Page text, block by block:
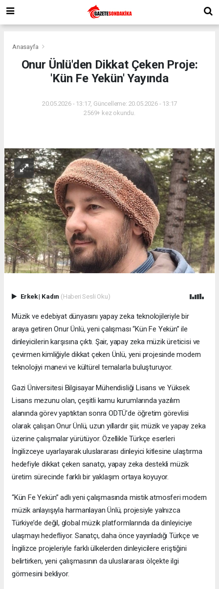
Anasayfa
Onur Ünlü'den Dikkat Çeken Proje:
'Kün Fe Yekün' Yayında
20.05.2026 - 13:17, Güncelleme: 20.05.2026 - 13:17
2569+ kez okundu.
Erkek| Kadın (Haberi Sesli Oku)
Müzik ve edebiyat dünyasını yapay zeka teknolojileriyle bir
araya getiren Onur Ünlü, yeni çalışması “Kün Fe Yekün” ile
dinleyicilerin karşısına çıktı. Şair, yapay zeka müzik üreticisi ve
çevirmen kimliğiyle dikkat çeken Ünlü, yeni projesinde modern
teknolojiyi manevi ve kültürel temalarla buluşturuyor.
Gazi Üniversitesi Bilgisayar Mühendisliği Lisans ve Yüksek
Lisans mezunu olan, çeşitli kamu kurumlarında yazılım
alanında görev yaptıktan sonra ODTÜ’de öğretim görevlisi
olarak çalışan Onur Ünlü, uzun yıllardır şiir, müzik ve yapay zeka
üzerine çalışmalar yürütüyor. Özellikle Türkçe eserleri
İngilizceye uyarlayarak uluslararası dinleyici kitlesine ulaştırma
hedefiyle dikkat çeken sanatçı, yapay zeka destekli müzik
üretim sürecinde farklı bir yaklaşım ortaya koyuyor.
“Kün Fe Yekün” adlı yeni çalışmasında mistik atmosferi modern
müzik anlayışıyla harmanlayan Ünlü, projesiyle yalnızca
Türkiye’de değil, global müzik platformlarında da dinleyiciye
ulaşmayı hedefliyor. Sanatçı, daha önce yayınladığı Türkçe ve
İngilizce projeleriyle farklı ülkelerden dinleyicilere eriştiğini
belirtirken, yeni çalışmasının da uluslararası ölçekte ilgi
görmesini bekliyor.